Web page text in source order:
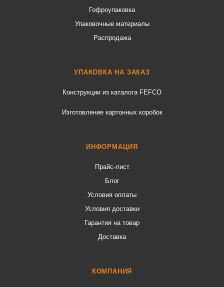
Гофроупаковка
Упаковочные материалы
Распродажа
УПАКОВКА НА ЗАКАЗ
Конструкции из каталога FEFCO
Изготовление картонных коробок
ИНФОРМАЦИЯ
Прайс-лист
Блог
Условия оплаты
Условия доставки
Гарантия на товар
Доставка
КОМПАНИЯ